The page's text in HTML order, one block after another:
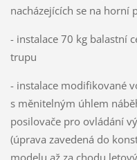
nacházejících se na horní
- instalace 70 kg balastní
trupu
- instalace modifikované
s měnitelným úhlem
posilovače pro ovládání
(úprava zavedená do
modelu až za chodu